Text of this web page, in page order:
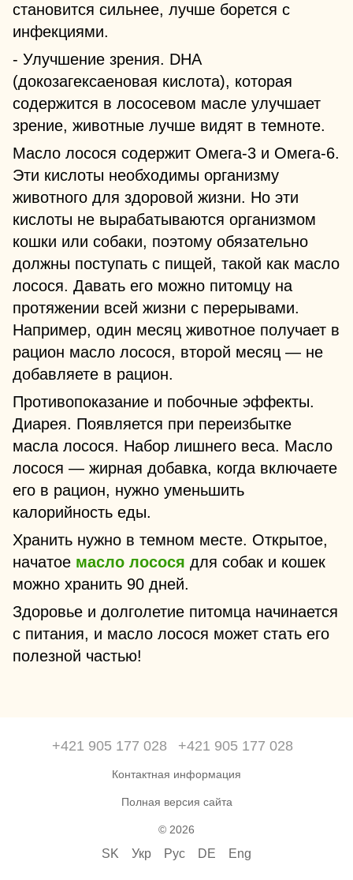
становится сильнее, лучше борется с
инфекциями.
- Улучшение зрения. DHA
(докозагексаеновая кислота), которая
содержится в лососевом масле улучшает
зрение, животные лучше видят в темноте.
Масло лосося содержит Омега-3 и Омега-6.
Эти кислоты необходимы организму
животного для здоровой жизни. Но эти
кислоты не вырабатываются организмом
кошки или собаки, поэтому обязательно
должны поступать с пищей, такой как масло
лосося. Давать его можно питомцу на
протяжении всей жизни с перерывами.
Например, один месяц животное получает в
рацион масло лосося, второй месяц — не
добавляете в рацион.
Противопоказание и побочные эффекты.
Диарея. Появляется при переизбытке
масла лосося. Набор лишнего веса. Масло
лосося — жирная добавка, когда включаете
его в рацион, нужно уменьшить
калорийность еды.
Хранить нужно в темном месте. Открытое,
начатое масло лосося для собак и кошек
можно хранить 90 дней.
Здоровье и долголетие питомца начинается
с питания, и масло лосося может стать его
полезной частью!
+421 905 177 028 +421 905 177 028
Контактная информация
Полная версия сайта
© 2026
SK Укр Рус DE Eng